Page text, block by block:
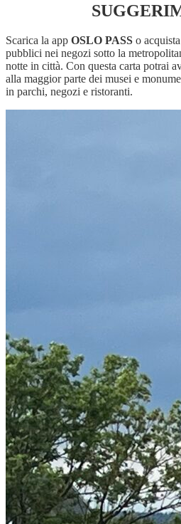
Scarica la app OSLO PASS o
pubblici nei negozi sotto la
notte in città. Con questa carta potrai
alla maggior parte dei musei e
in parchi, negozi e ristoranti.